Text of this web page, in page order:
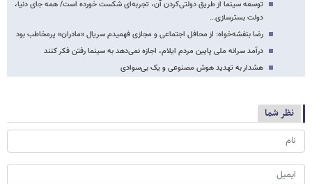
توسعه سینما از طریق دولتی‌کردن آن، تجربه‌ای شکست‌ خورده است/ همه جای دنیا،
دولت بسترسازی…
رضا بنفشه‌خواه: از محافل اجتماعی و مجازی فهمیدم سریال «مادران» پرمخاطب بود
درآمد سرانه ملی پایین مردم ایلام، اجازه نمی‌دهد به سینما رفتن فکر کنند
هشدار به تهدید هوش مصنوعی و یک بی‌سوادی
نظر شما